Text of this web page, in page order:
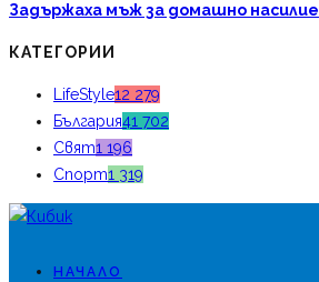
Задържаха мъж за домашно насилие
КАТЕГОРИИ
LifeStyle12 279
България41 702
Свят1 196
Спорт1 319
НАЧАЛО